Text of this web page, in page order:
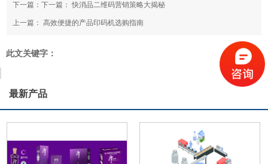
下一篇：下一篇：快消品二维码营销策略大揭秘
上一篇：高效便捷的产品印码机选购指南
此文关键字：
最新产品